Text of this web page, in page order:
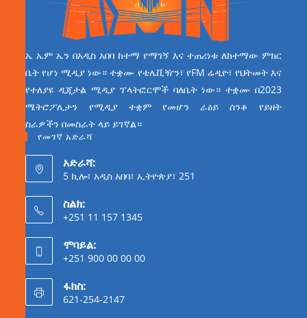
ኤ ኤም ኤን በአዲስ አበባ ከተማ የማገኝ እና ተጠሪነቱ ለከተማው ምክር
ቤት የሆነ ሚዲያ ነው። ተቋሙ የቴሌቪዥን፣ የFM ሬዲዮ፣ የህትመት እና
የተለያዩ ዲጂታል ሚዲያ ፕላትፎርሞች ባለቤት ነው። ተቋሙ በ2023
ሜትሮፖሊታን የሚዲያ ተቋም የመሆን ራዕይ ሰንቆ የይዘት
ስራዎችን በመስራት ላይ ይገኛል።
የመገኛ አድራሻ
አድራሻ:
5 ኪሎ፣ አዲስ አበባ፣ ኢትዮጵያ፣ 251
ስልክ:
+251 11 157 1345
ሞባይል:
+251 900 00 00 00
ፋክስ:
621-254-2147